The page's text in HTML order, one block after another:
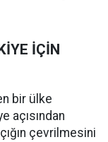
İÇİN
bir ülke
açısından
çevrilmesini